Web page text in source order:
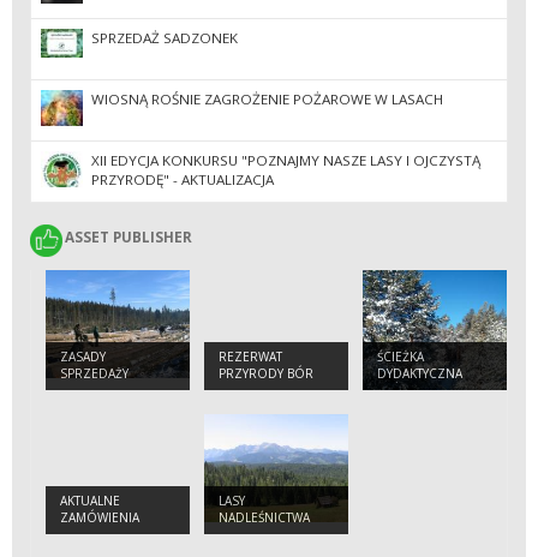
SPRZEDAŻ SADZONEK
WIOSNĄ ROŚNIE ZAGROŻENIE POŻAROWE W LASACH
XII EDYCJA KONKURSU "POZNAJMY NASZE LASY I OJCZYSTĄ
PRZYRODĘ" - AKTUALIZACJA
ASSET PUBLISHER
ASSET PUBLISHER
ZASADY
SPRZEDAŻY
DREWNA,
REZERWAT
PRZYRODY BÓR
NA CZERWONEM
ŚCIEŻKA
DYDAKTYCZNA
"BÓR NA
AKTUALNE
ZAMÓWIENIA
LASY
NADLEŚNICTWA